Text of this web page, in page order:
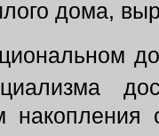
дома,